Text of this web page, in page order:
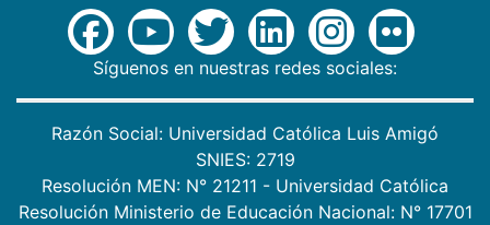
Síguenos en nuestras redes sociales:
Razón Social: Universidad Católica Luis Amigó
SNIES: 2719
Resolución MEN: N° 21211 - Universidad Católica
Resolución Ministerio de Educación Nacional: N° 17701